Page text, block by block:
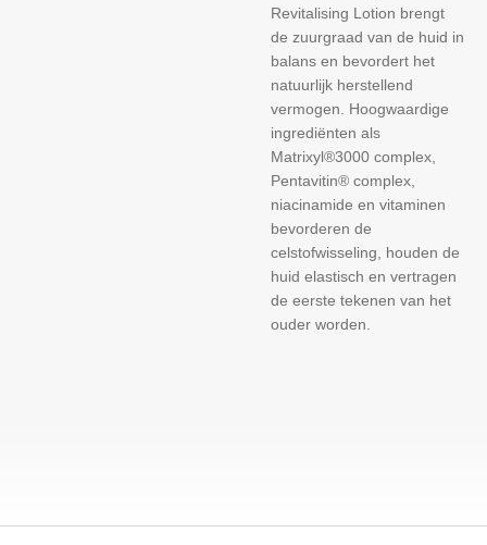
Revitalising Lotion brengt
de zuurgraad van de huid in
balans en bevordert het
natuurlijk herstellend
vermogen. Hoogwaardige
ingrediënten als
Matrixyl®3000 complex,
Pentavitin® complex,
niacinamide en vitaminen
bevorderen de
celstofwisseling, houden de
huid elastisch en vertragen
de eerste tekenen van het
ouder worden.